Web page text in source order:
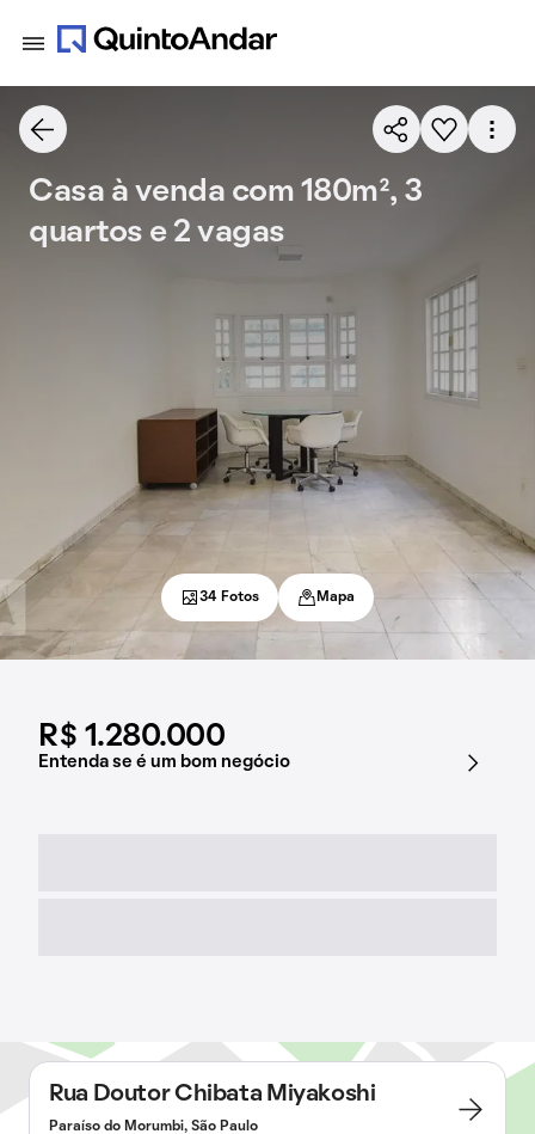
R$ 1.280.000
Entenda se é um bom negócio
Casa à venda com 180m², 3
quartos e 2 vagas
34 Fotos Mapa
Rua Doutor Chibata Miyakoshi
Paraíso do Morumbi, São Paulo